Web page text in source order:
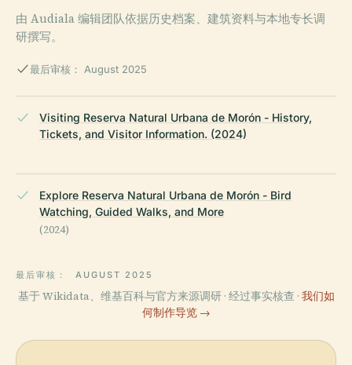
由 Audiala 编辑团队依据历史档案、建筑资料与本地专长调
研撰写。
最后审核： August 2025
Visiting Reserva Natural Urbana de Morón - History,
Tickets, and Visitor Information. (2024)
Explore Reserva Natural Urbana de Morón - Bird
Watching, Guided Walks, and More
(2024)
最后审核： AUGUST 2025
基于 Wikidata、维基百科与官方来源调研 · 经过事实核查 · 我们如
何制作导览 →